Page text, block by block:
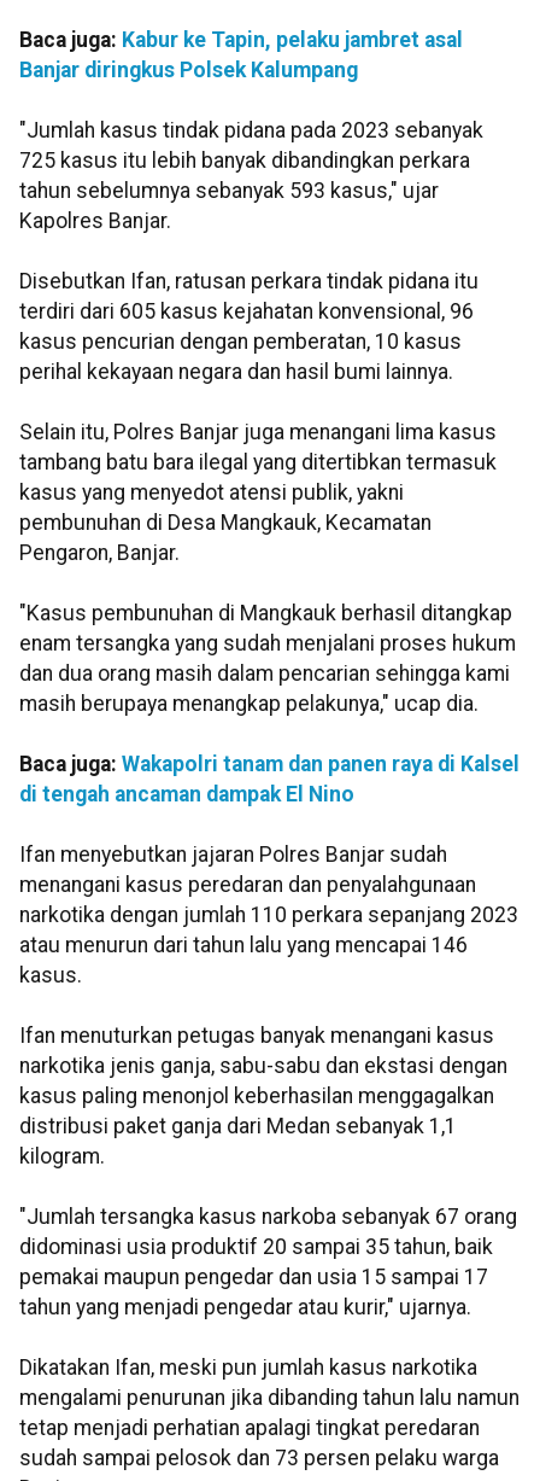
Baca juga: Kabur ke Tapin, pelaku jambret asal
Banjar diringkus Polsek Kalumpang
"Jumlah kasus tindak pidana pada 2023 sebanyak
725 kasus itu lebih banyak dibandingkan perkara
tahun sebelumnya sebanyak 593 kasus," ujar
Kapolres Banjar.
Disebutkan Ifan, ratusan perkara tindak pidana itu
terdiri dari 605 kasus kejahatan konvensional, 96
kasus pencurian dengan pemberatan, 10 kasus
perihal kekayaan negara dan hasil bumi lainnya.
Selain itu, Polres Banjar juga menangani lima kasus
tambang batu bara ilegal yang ditertibkan termasuk
kasus yang menyedot atensi publik, yakni
pembunuhan di Desa Mangkauk, Kecamatan
Pengaron, Banjar.
"Kasus pembunuhan di Mangkauk berhasil ditangkap
enam tersangka yang sudah menjalani proses hukum
dan dua orang masih dalam pencarian sehingga kami
masih berupaya menangkap pelakunya," ucap dia.
Baca juga: Wakapolri tanam dan panen raya di Kalsel
di tengah ancaman dampak El Nino
Ifan menyebutkan jajaran Polres Banjar sudah
menangani kasus peredaran dan penyalahgunaan
narkotika dengan jumlah 110 perkara sepanjang 2023
atau menurun dari tahun lalu yang mencapai 146
kasus.
Ifan menuturkan petugas banyak menangani kasus
narkotika jenis ganja, sabu-sabu dan ekstasi dengan
kasus paling menonjol keberhasilan menggagalkan
distribusi paket ganja dari Medan sebanyak 1,1
kilogram.
"Jumlah tersangka kasus narkoba sebanyak 67 orang
didominasi usia produktif 20 sampai 35 tahun, baik
pemakai maupun pengedar dan usia 15 sampai 17
tahun yang menjadi pengedar atau kurir," ujarnya.
Dikatakan Ifan, meski pun jumlah kasus narkotika
mengalami penurunan jika dibanding tahun lalu namun
tetap menjadi perhatian apalagi tingkat peredaran
sudah sampai pelosok dan 73 persen pelaku warga